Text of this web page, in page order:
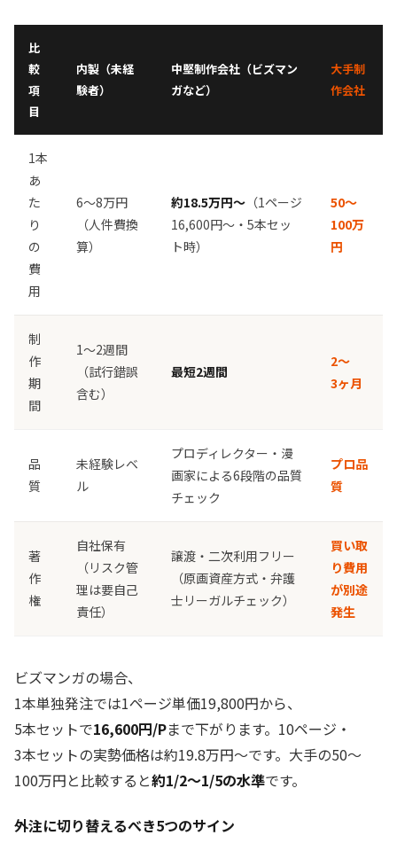
比
較
項
目
内製（未経
験者）
中堅制作会社（ビズマン
ガなど）
大手制
作会社
1本
あ
た
り
の
費
用
6〜8万円
（人件費換
算）
約18.5万円〜 （1ページ
16,600円〜・5本セッ
ト時）
50〜
100万
円
制
作
期
間
1〜2週間
（試行錯誤
含む）
最短2週間
2〜
3ヶ月
品
質
未経験レベ
ル
プロディレクター・漫
画家による6段階の品質
チェック
プロ品
質
著
作
権
自社保有
（リスク管
理は要自己
責任）
譲渡・二次利用フリー
（原画資産方式・弁護
士リーガルチェック）
買い取
り費用
が別途
発生
ビズマンガの場合、
1本単独発注では1ページ単価19,800円から、
5本セットで16,600円/Pまで下がります。10ページ・
3本セットの実勢価格は約19.8万円〜です。大手の50〜
100万円と比較すると約1/2〜1/5の水準です。
外注に切り替えるべき5つのサイン